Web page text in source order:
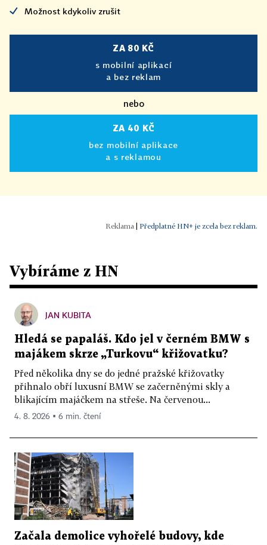
Možnost kdykoliv zrušit
ZA 80 KČ
s mobilní aplikací
a bez reklam
nebo
ZA 40 KČ
bez mobilní aplikace
a s reklamou
Předplatné HN+ je zcela bez reklam.
Vybíráme z HN
JAN KUBITA
Hledá se papaláš. Kdo jel v černém BMW s
majákem skrze „Turkovu“ křižovatku?
Před několika dny se do jedné pražské křižovatky
přihnalo obří luxusní BMW se začerněnými skly a
blikajícím majáčkem na střeše. Na červenou...
4. 8. 2026 ▪ 6 min. čtení
Začala demolice vyhořelé budovy, kde